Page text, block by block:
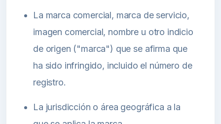
La marca comercial, marca de servicio,
imagen comercial, nombre u otro indicio
de origen ("marca") que se afirma que
ha sido infringido, incluido el número de
registro.
La jurisdicción o área geográfica a la